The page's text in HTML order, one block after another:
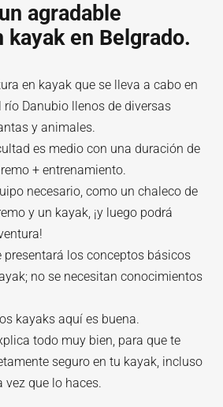
agradable
kayak en Belgrado.
en kayak que se lleva a cabo en
río Danubio llenos de diversas
y animales.
es medio con una duración de
+ entrenamiento.
necesario, como un chaleco de
y un kayak, ¡y luego podrá
presentará los conceptos básicos
no se necesitan conocimientos
kayaks aquí es buena.
todo muy bien, para que te
seguro en tu kayak, incluso
vez que lo haces.